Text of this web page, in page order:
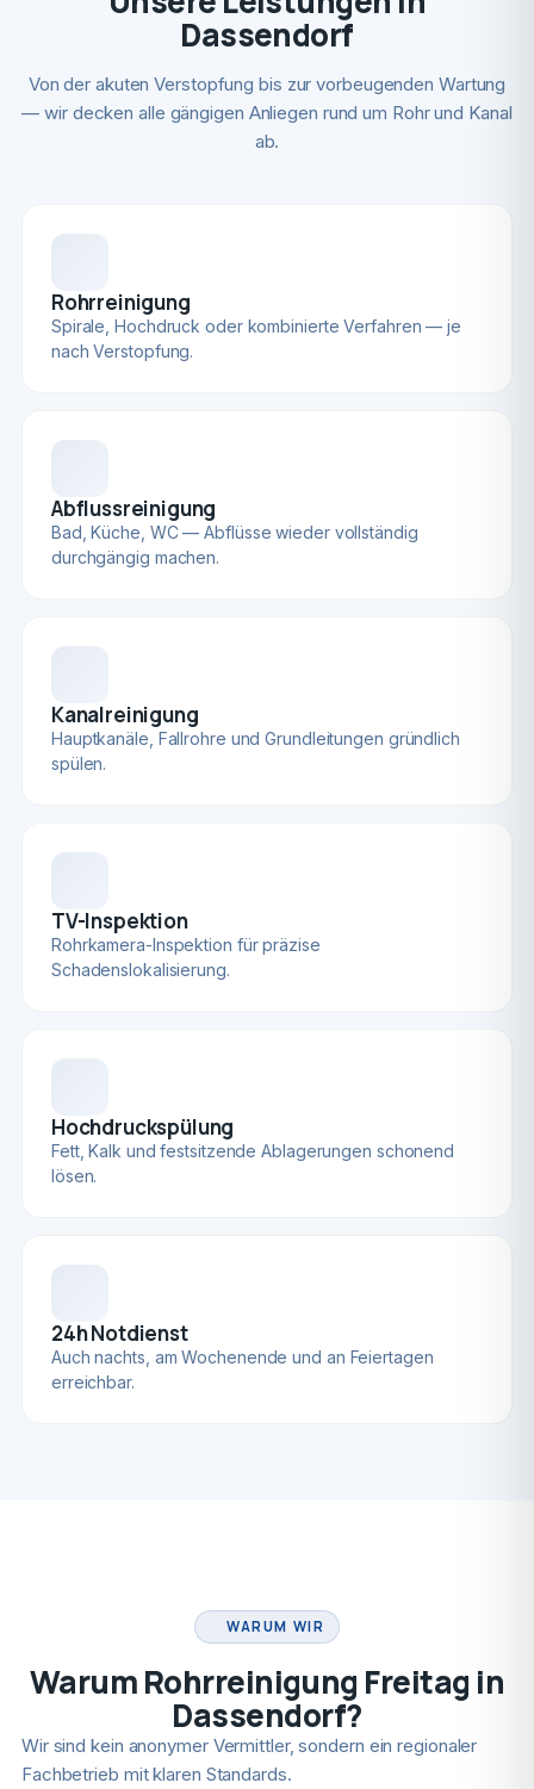
Dassendorf
Von der akuten Verstopfung bis zur vorbeugenden Wartung
— wir decken alle gängigen Anliegen rund um Rohr und Kanal
ab.
Rohrreinigung
Spirale, Hochdruck oder kombinierte Verfahren — je
nach Verstopfung.
Abflussreinigung
Bad, Küche, WC — Abflüsse wieder vollständig
durchgängig machen.
Kanalreinigung
Hauptkanäle, Fallrohre und Grundleitungen gründlich
spülen.
TV-Inspektion
Rohrkamera-Inspektion für präzise
Schadenslokalisierung.
Hochdruckspülung
Fett, Kalk und festsitzende Ablagerungen schonend
lösen.
24h Notdienst
Auch nachts, am Wochenende und an Feiertagen
erreichbar.
WARUM WIR
Warum Rohrreinigung Freitag in
Dassendorf?
Wir sind kein anonymer Vermittler, sondern ein regionaler
Fachbetrieb mit klaren Standards.